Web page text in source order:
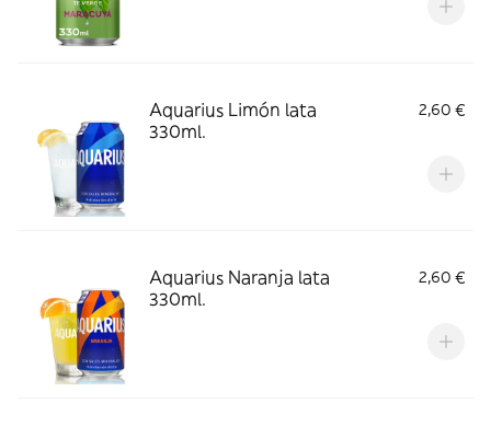
Aquarius Limón lata
330ml.
2,60 €
Aquarius Naranja lata
330ml.
2,60 €